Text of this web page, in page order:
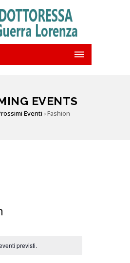
EVENTS
Eventi › Fashion
previsti.